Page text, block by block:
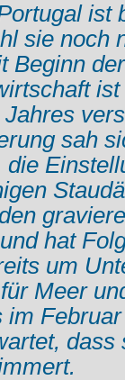
ist
sie noch
Beginn
sah
hat
um
Meer
dass